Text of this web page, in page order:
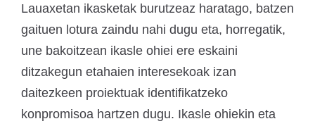
Lauaxetan ikasketak burutzeaz haratago, batzen
gaituen lotura zaindu nahi dugu eta, horregatik,
une bakoitzean ikasle ohiei ere eskaini
ditzakegun etahaien interesekoak izan
daitezkeen proiektuak identifikatzeko
konpromisoa hartzen dugu. Ikasle ohiekin eta